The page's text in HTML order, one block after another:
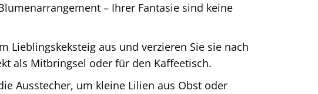
– Ihrer Fantasie sind keine
Lieblingskeksteig aus und verzieren Sie sie nach
als Mitbringsel oder für den Kaffeetisch.
Ausstecher, um kleine Lilien aus Obst oder